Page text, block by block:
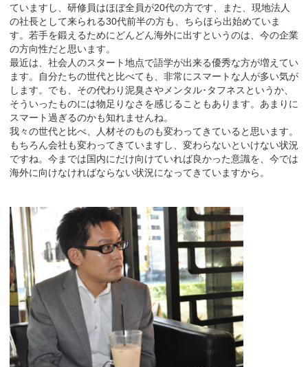
ていますし、研修員はほぼ全員が20代の方です、また、現地法人
の社長として来られる30代前半の方も、ちらほら出始めていま
す。若手を鍛えるためにどんどん海外に出すというのは、今の企業
の方向性だと思います。
最近は、社会人のスタート地点で語学が出来る優秀な方が増えてい
ます。自分たちの世代と比べても、非常にスマートな人が多い気が
します。でも、その代わり泥臭さやメンタル･タフネスというか、
そういったものには物足りなさを感じることもあります。あまりに
スマート過ぎるのかも知れませんね。
我々の世代と比べ、人材そのものも変わってきていると思います。
もちろん会社も変わってきていますし、変わらないといけない状況
ですね。今までは国内にだけ向けていれば良かった意識を、今では
海外に向けなければならない状況になってきていますから。